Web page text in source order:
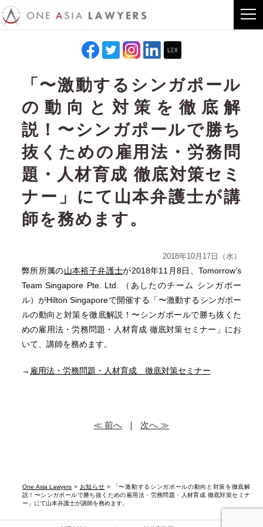
One Asia Lawyers > お知らせ > 「〜激動するシンガポールの動向と対策を徹底解
説！〜シンガポールで勝ち抜くための雇用法・労務問題・人材育成 徹底対策セミナ
ー」にて山本弁護士が講師を務めます。
「〜激動するシンガポール
の動向と対策を徹底解
説！〜シンガポールで勝ち
抜くための雇用法・労務問
題・人材育成 徹底対策セミ
ナー」にて山本弁護士が講
師を務めます。
2018年10月17日（水）
弊所所属の山本裕子弁護士が2018年11月8日、Tomorrow’s
Team Singapore Pte. Ltd. （あしたのチーム シンガポー
ル）がHilton Singaporeで開催する「〜激動するシンガポー
ルの動向と対策を徹底解説！〜シンガポールで勝ち抜くた
めの雇用法・労務問題・人材育成 徹底対策セミナー」にお
いて、講師を務めます。
→ 雇用法・労務問題・人材育成 徹底対策セミナー
≪ 前へ ｜ 次へ ≫